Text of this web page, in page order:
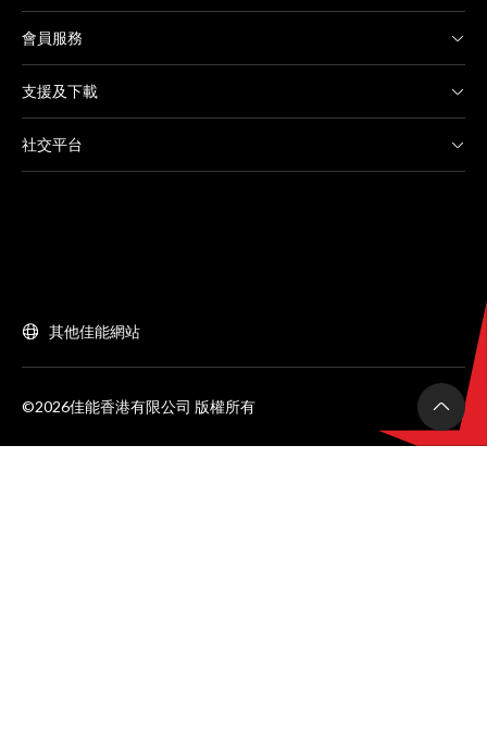
會員服務
支援及下載
社交平台
其他佳能網站
©2026佳能香港有限公司 版權所有